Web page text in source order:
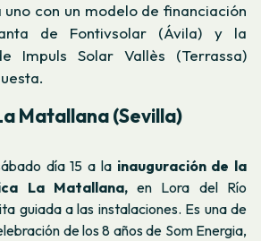
con un modelo de financiación
de Fontivsolar (Ávila) y la
Impuls Solar Vallès (Terrassa)
Matallana (Sevilla)
día 15 a lainauguración de la
La Matallana,en Lora del Río
guiada a las instalaciones. Es una de
de los 8 años de Som Energia,